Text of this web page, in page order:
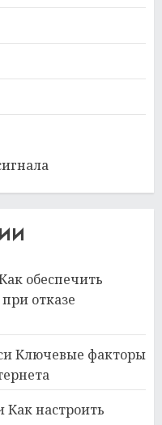
обеспечить
отказе
Ключевые факторы
Как настроить